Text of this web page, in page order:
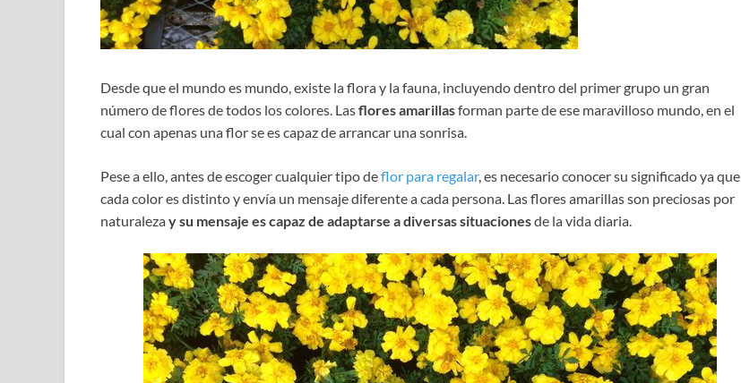
Desde que el mundo es mundo, existe la flora y la fauna, incluyendo dentro del primer grupo un gran
número de flores de todos los colores. Lasflores amarillasforman parte de ese maravilloso mundo, en el
cual con apenas una flor se es capaz de arrancar una sonrisa.
Pese a ello, antes de escoger cualquier tipo deflor para regalar, es necesario conocer su significado ya que
cada color es distinto y envía un mensaje diferente a cada persona. Las flores amarillas son preciosas por
naturalezay su mensaje es capaz de adaptarse a diversas situacionesde la vida diaria.